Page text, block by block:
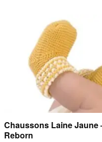
Chaussons Laine
Reborn